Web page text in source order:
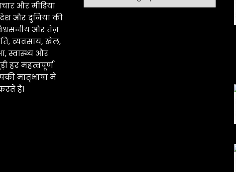
और मीडिया
और दुनिया की
और तेज़
व्यवसाय, खेल,
स्वास्थ्य और
हर महत्वपूर्ण
मातृभाषा में
हैं।